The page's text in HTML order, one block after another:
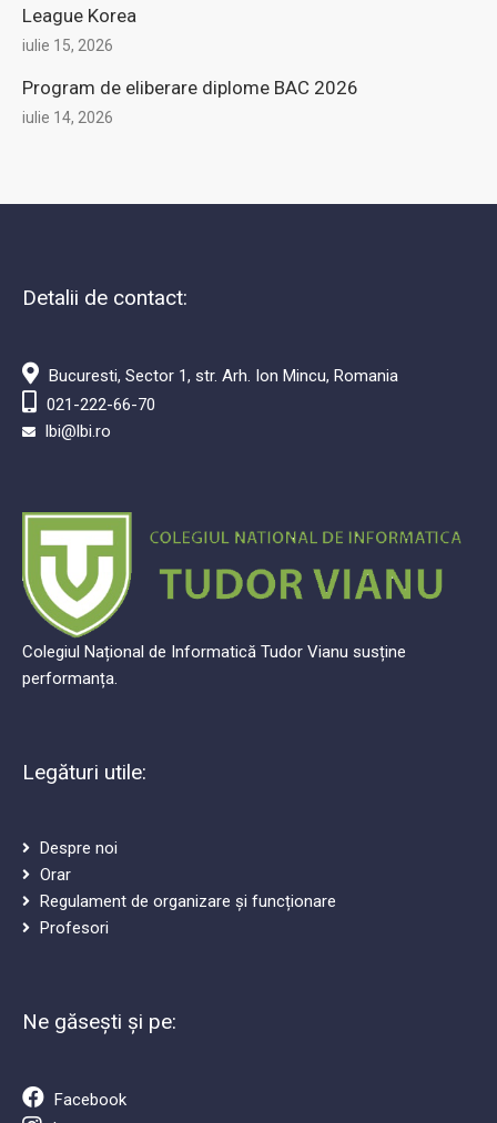
League Korea
iulie 15, 2026
Program de eliberare diplome BAC 2026
iulie 14, 2026
Detalii de contact:
Bucuresti, Sector 1, str. Arh. Ion Mincu, Romania
021-222-66-70
lbi@lbi.ro
Colegiul Național de Informatică Tudor Vianu susține
performanța.
Legături utile:
Despre noi
Orar
Regulament de organizare și funcționare
Profesori
Ne găsești și pe:
Facebook